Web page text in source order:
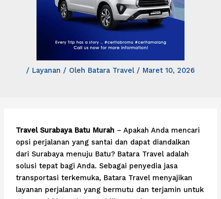
/ Layanan / Oleh Batara Travel / Maret 10, 2026
Travel Surabaya Batu Murah – Apakah Anda mencari
opsi perjalanan yang santai dan dapat diandalkan
dari Surabaya menuju Batu? Batara Travel adalah
solusi tepat bagi Anda. Sebagai penyedia jasa
transportasi terkemuka, Batara Travel menyajikan
layanan perjalanan yang bermutu dan terjamin untuk